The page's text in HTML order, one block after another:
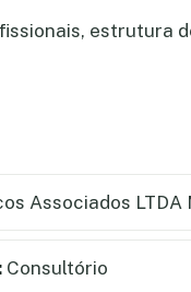
estrutura
Associados LTDA
Consultório